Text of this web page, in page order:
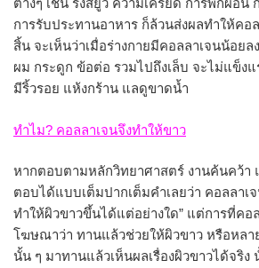
ต่างๆ เช่น รังสียูวี ความเครียด การพักผ่อน
การรับประทานอาหาร ก็ล้วนส่งผลทำให้คอ
สิ้น จะเห็นว่าเมื่อร่างกายมีคอลลาเจนน้อย
ผม กระดูก ข้อต่อ รวมไปถึงเล็บ จะไม่แข็งแ
มีริ้วรอย แห้งกร้าน แลดูขาดน้ำ
ทำไม? คอลลาเจนจึงทำให้ขาว
หากตอบตามหลักวิทยาศาสตร์ งานค้นคว้า
ตอบได้แบบเต็มปากเต็มคำเลยว่า คอลลาเ
ทำให้ผิวขาวขึ้นได้แต่อย่างใด” แต่การที่คอ
โฆษณาว่า ทานแล้วช่วยให้ผิวขาว หรือหลา
นั้น ๆ มาทานแล้วเห็นผลเรื่องผิวขาวได้จริง